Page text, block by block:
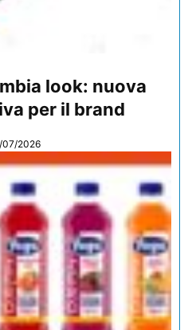
look: nuova
per il brand
07/2026